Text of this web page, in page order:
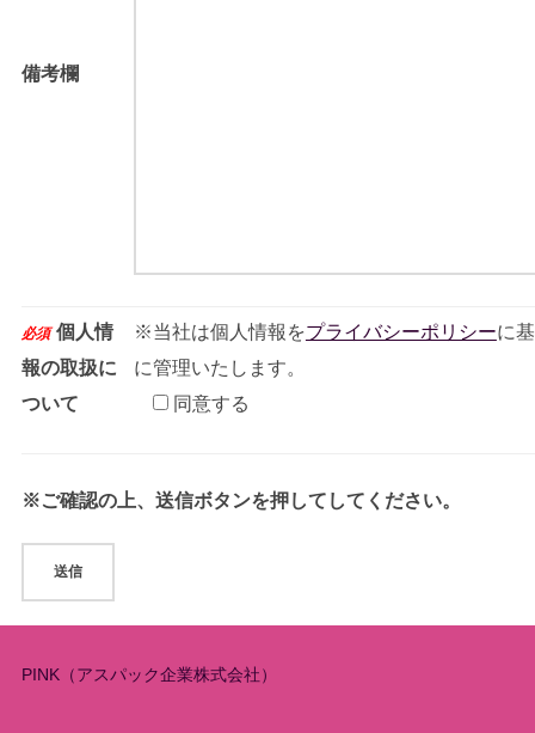
備考欄
必須 個人情
報の取扱に
ついて
※当社は個人情報をプライバシーポリシーに
に管理いたします。
同意する
※ご確認の上、送信ボタンを押してしてください。
PINK（アスパック企業株式会社）